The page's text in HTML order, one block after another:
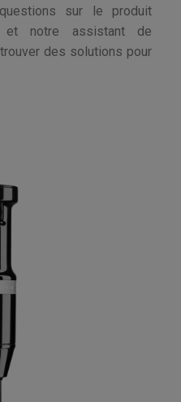
sur le produit
et notre assistant de
des solutions pour